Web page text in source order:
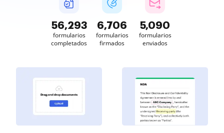
56,293
formularios
completados
6,706
formularios
firmados
5,090
formularios
enviados